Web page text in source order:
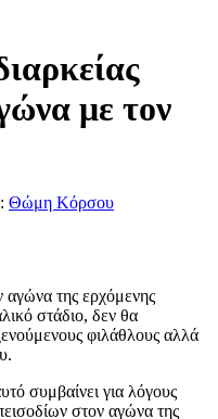
με τον
Θώμη Κόρσου
της ερχόμενης
στάδιο, δεν θα
φιλάθλους αλλά
συμβαίνει για λόγους
στον αγώνα της